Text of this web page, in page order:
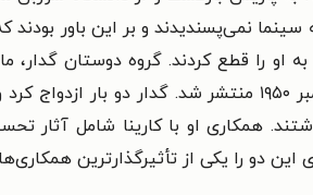
نمی‌پسندیدند و بر این باور بودند
گدار دو بار ازدواج